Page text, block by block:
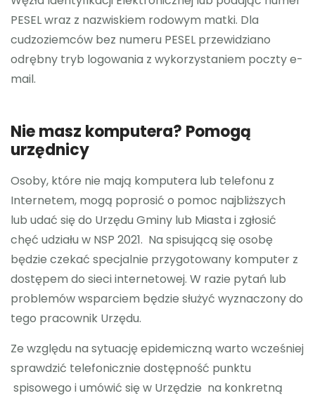
PESEL wraz z nazwiskiem rodowym matki. Dla
cudzoziemców bez numeru PESEL przewidziano
odrębny tryb logowania z wykorzystaniem poczty e-
mail.
Nie masz komputera? Pomogą
urzędnicy
Osoby, które nie mają komputera lub telefonu z
Internetem, mogą poprosić o pomoc najbliższych
lub udać się do Urzędu Gminy lub Miasta i zgłosić
chęć udziału w NSP 2021. Na spisującą się osobę
będzie czekać specjalnie przygotowany komputer z
dostępem do sieci internetowej. W razie pytań lub
problemów wsparciem będzie służyć wyznaczony do
tego pracownik Urzędu.
Ze względu na sytuację epidemiczną warto wcześniej
sprawdzić telefonicznie dostępność punktu
spisowego i umówić się w Urzędzie na konkretną